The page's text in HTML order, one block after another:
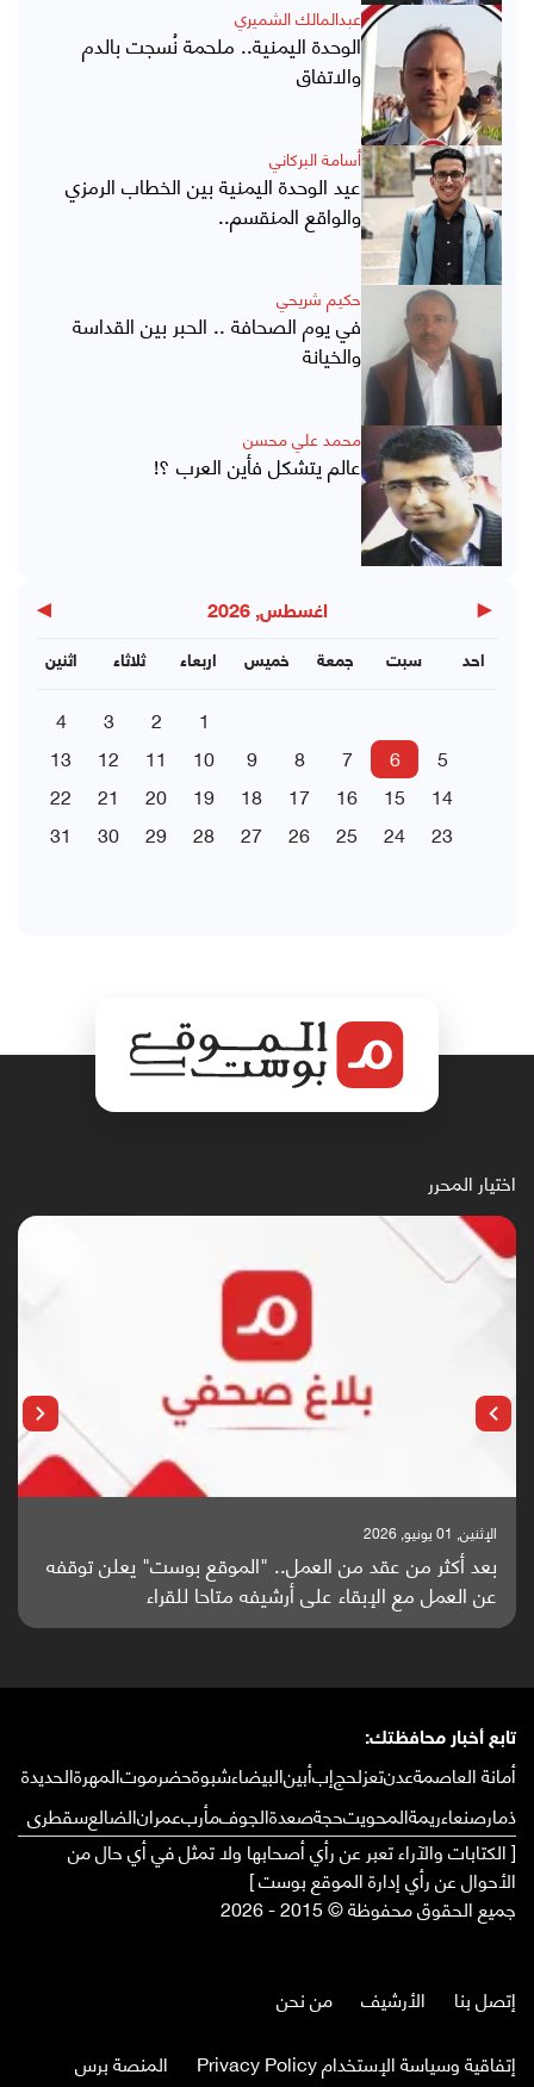
عبدالمالك الشميري
الوحدة اليمنية.. ملحمة نُسجت بالدم
والاتفاق
أسامة البركاني
عيد الوحدة اليمنية بين الخطاب الرمزي
والواقع المنقسم..
حكيم شريحي
في يوم الصحافة .. الحبر بين القداسة
والخيانة
محمد علي محسن
عالم يتشكل فأين العرب ؟!
◀ اغسطس, 2026 ▶
اثنين ثلاثاء اربعاء خميس جمعة سبت احد
1
2
3
4
5
6
7
8
9
10
11
12
13
14
15
16
17
18
19
20
21
22
23
24
25
26
27
28
29
30
31
اختيار المحرر
الإثنين, 25 مايو, 2026
باحثون من اليمن يدخلون سباق أبحاث ألزهايمر بدراسة
واعدة منشورة عالميا (ترجمة)
تابع أخبار محافظتك:
أمانة العاصمةعدنتعزلحجإبأبينالبيضاءشبوةحضرموتالمهرةالحديدة
ذمارصنعاءريمةالمحويتحجةصعدةالجوفمأربعمرانالضالعسقطرى
[ الكتابات والآراء تعبر عن رأي أصحابها ولا تمثل في أي حال من
الأحوال عن رأي إدارة الموقع بوست ]
جميع الحقوق محفوظة © 2015 - 2026
إتصل بنا الأرشيف
من نحن
إتفاقية وسياسة الإستخدام Privacy Policy
المنصة برس